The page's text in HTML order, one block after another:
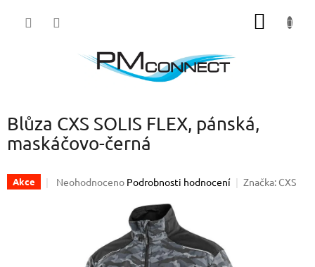
Blůza CXS SOLIS FLEX, pánská,
maskáčovo-černá
Akce
Průměrné
Neohodnoceno Podrobnosti hodnocení Značka: CXS